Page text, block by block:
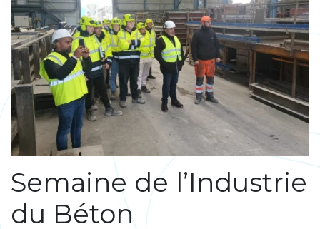
Semaine de l’Industrie
du Béton